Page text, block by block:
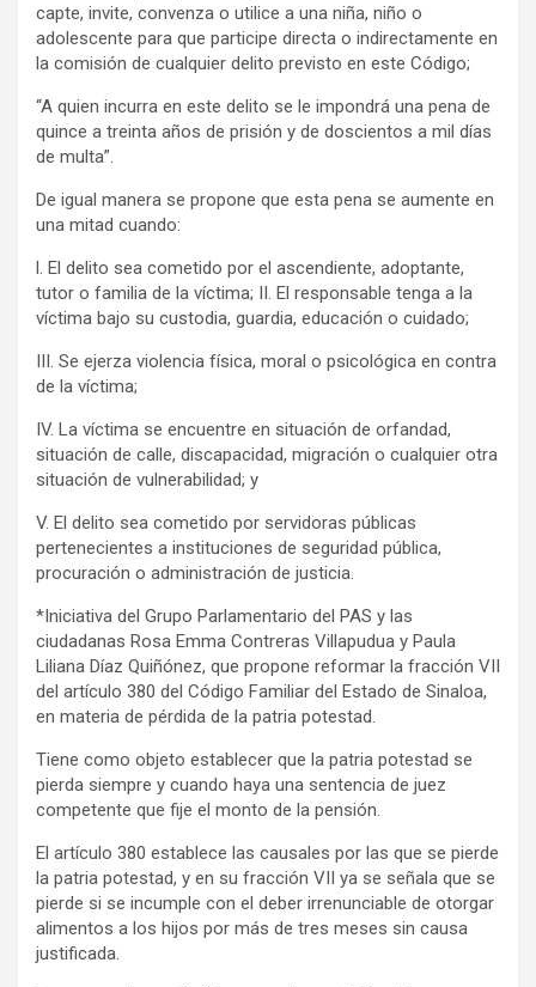
capte, invite, convenza o utilice a una niña, niño o
adolescente para que participe directa o indirectamente en
la comisión de cualquier delito previsto en este Código;
“A quien incurra en este delito se le impondrá una pena de
quince a treinta años de prisión y de doscientos a mil días
de multa”.
De igual manera se propone que esta pena se aumente en
una mitad cuando:
l. El delito sea cometido por el ascendiente, adoptante,
tutor o familia de la víctima; II. El responsable tenga a la
víctima bajo su custodia, guardia, educación o cuidado;
III. Se ejerza violencia física, moral o psicológica en contra
de la víctima;
IV. La víctima se encuentre en situación de orfandad,
situación de calle, discapacidad, migración o cualquier otra
situación de vulnerabilidad; y
V. El delito sea cometido por servidoras públicas
pertenecientes a instituciones de seguridad pública,
procuración o administración de justicia.
*Iniciativa del Grupo Parlamentario del PAS y las
ciudadanas Rosa Emma Contreras Villapudua y Paula
Liliana Díaz Quiñónez, que propone reformar la fracción VII
del artículo 380 del Código Familiar del Estado de Sinaloa,
en materia de pérdida de la patria potestad.
Tiene como objeto establecer que la patria potestad se
pierda siempre y cuando haya una sentencia de juez
competente que fije el monto de la pensión.
El artículo 380 establece las causales por las que se pierde
la patria potestad, y en su fracción VII ya se señala que se
pierde si se incumple con el deber irrenunciable de otorgar
alimentos a los hijos por más de tres meses sin causa
justificada.